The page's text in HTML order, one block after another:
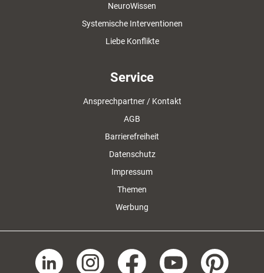
NeuroWissen
Systemische Interventionen
Liebe Konflikte
Service
Ansprechpartner / Kontakt
AGB
Barrierefreiheit
Datenschutz
Impressum
Themen
Werbung